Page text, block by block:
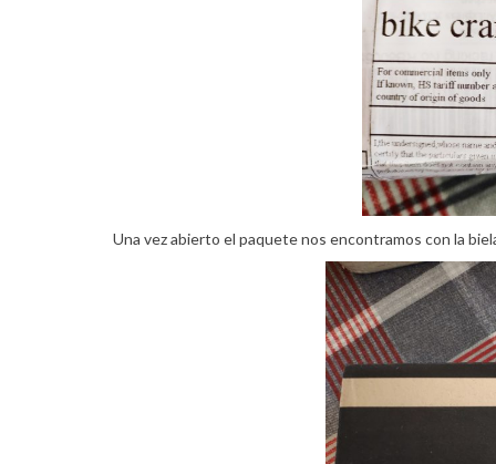
Una vez abierto el paquete nos encontramos con la